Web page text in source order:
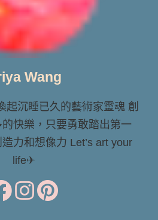
Wang
起沉睡已久的藝術家靈魂 創
快樂，只要勇敢踏出第一
力和想像力 Let’s art your
life✈